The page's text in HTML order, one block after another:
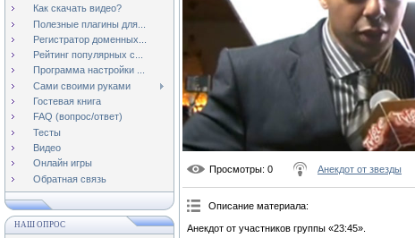
Как скачать видео?
Полезные плагины для...
Регистратор доменных...
Рейтинг популярных с...
Программа настройки ...
Сами своими руками
Гостевая книга
FAQ (вопрос/ответ)
Тесты
Видео
Онлайн игры
Обратная связь
НАШ ОПРОС
Просмотры: 0 Анекдот от звезды
Описание материала:
Анекдот от участников группы «23:45».